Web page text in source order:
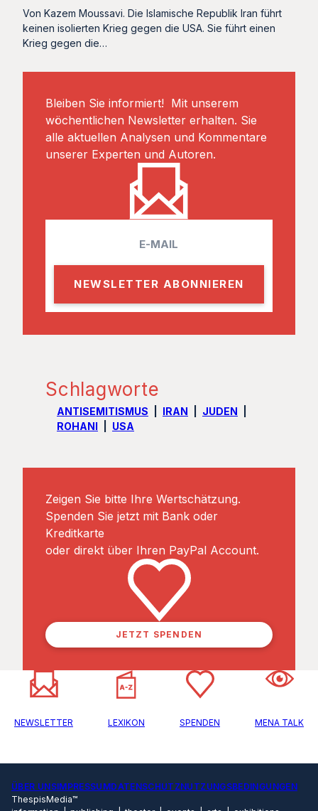
Von Kazem Moussavi. Die Islamische Republik Iran führt
keinen isolierten Krieg gegen die USA. Sie führt einen
Krieg gegen die…
Bleiben Sie informiert! Mit unserem
wöchentlichen Newsletter erhalten. Sie
alle aktuellen Analysen und Kommentare
unserer Experten und Autoren.
l
Schlagworte
ANTISEMITISMUS IRAN
JUDEN
ROHANI
USA
Zeigen Sie bitte Ihre Wertschätzung.
Spenden Sie jetzt mit Bank oder
Kreditkarte
oder direkt über Ihren PayPal Account.
JETZT SPENDEN
NEWSLETTER LEXIKON SPENDEN MENA TALK
ÜBER UNSIMPRESSUMDATENSCHUTZNUTZUNGSBEDINGUNGEN
ThespisMedia™